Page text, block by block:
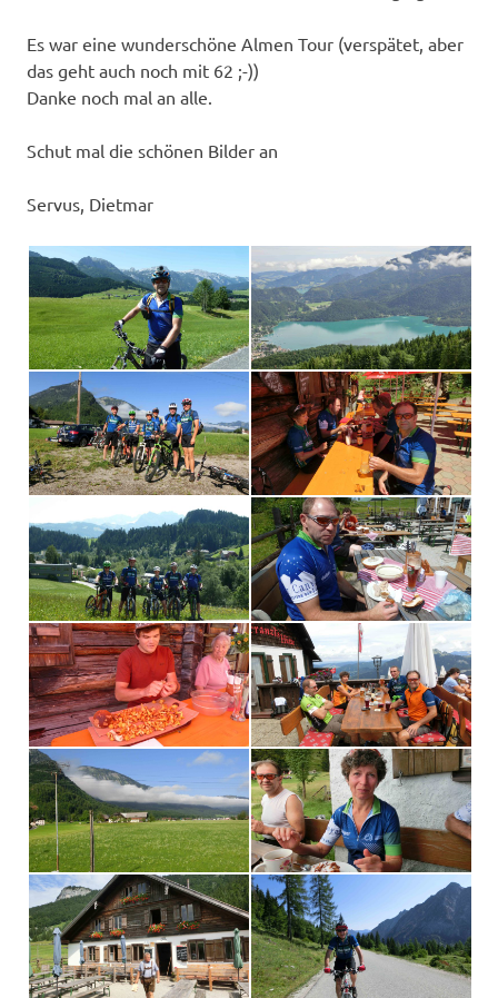
Es war eine wunderschöne Almen Tour (verspätet, aber
das geht auch noch mit 62 ;-))
Danke noch mal an alle.
Schut mal die schönen Bilder an
Servus, Dietmar